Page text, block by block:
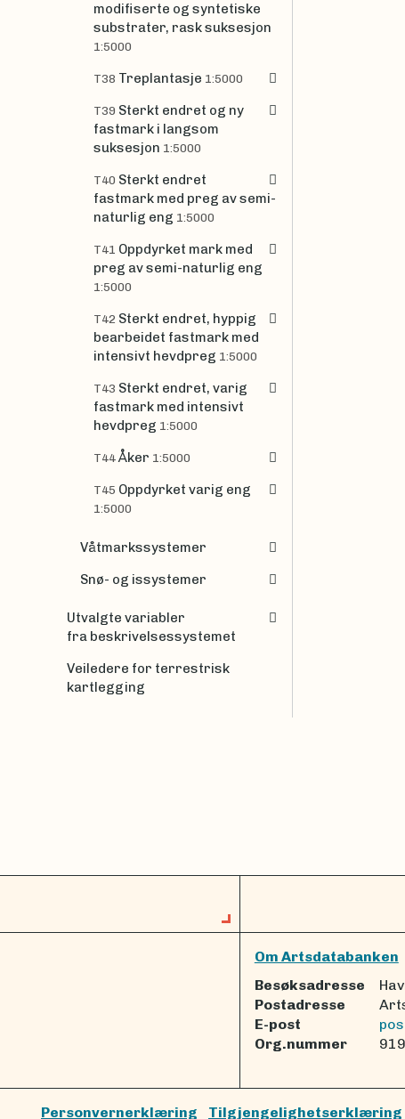
modifiserte og syntetiske
substrater, rask suksesjon
1:5000
T38 Treplantasje 1:5000
T39 Sterkt endret og ny
fastmark i langsom
suksesjon 1:5000
T40 Sterkt endret
fastmark med preg av semi-
naturlig eng 1:5000
T41 Oppdyrket mark med
preg av semi-naturlig eng
1:5000
T42 Sterkt endret, hyppig
bearbeidet fastmark med
intensivt hevdpreg 1:5000
T43 Sterkt endret, varig
fastmark med intensivt
hevdpreg 1:5000
T44Åker 1:5000
T45 Oppdyrket varig eng
1:5000
Våtmarkssystemer
Snø- og issystemer
Utvalgte variabler
fra beskrivelsessystemet
Veiledere for terrestrisk
kartlegging
Om Artsdatabanken
Besøksadresse
Postadresse
E-post
Org.nummer
Personvernerklæring Tilgjengelighetserklæring